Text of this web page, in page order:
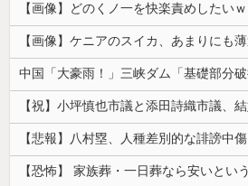
【画像】どのくノ一を快楽責めしたい